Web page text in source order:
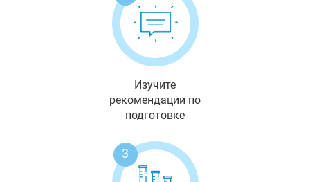
Изучите
рекомендации по
подготовке
3